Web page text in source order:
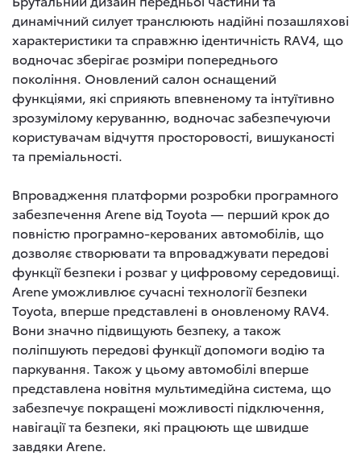
динамічний силует транслюють надійні позашляхові
характеристики та справжню ідентичність RAV4, що
водночас зберігає розміри попереднього
покоління. Оновлений салон оснащений
функціями, які сприяють впевненому та інтуїтивно
зрозумілому керуванню, водночас забезпечуючи
користувачам відчуття просторовості, вишуканості
та преміальності.
Впровадження платформи розробки програмного
забезпечення Arene від Toyota — перший крок до
повністю програмно-керованих автомобілів, що
дозволяє створювати та впроваджувати передові
функції безпеки і розваг у цифровому середовищі.
Arene уможливлює сучасні технології безпеки
Toyota, вперше представлені в оновленому RAV4.
Вони значно підвищують безпеку, а також
поліпшують передові функції допомоги водію та
паркування. Також у цьому автомобілі вперше
представлена новітня мультимедійна система, що
забезпечує покращені можливості підключення,
навігації та безпеки, які працюють ще швидше
завдяки Arene.